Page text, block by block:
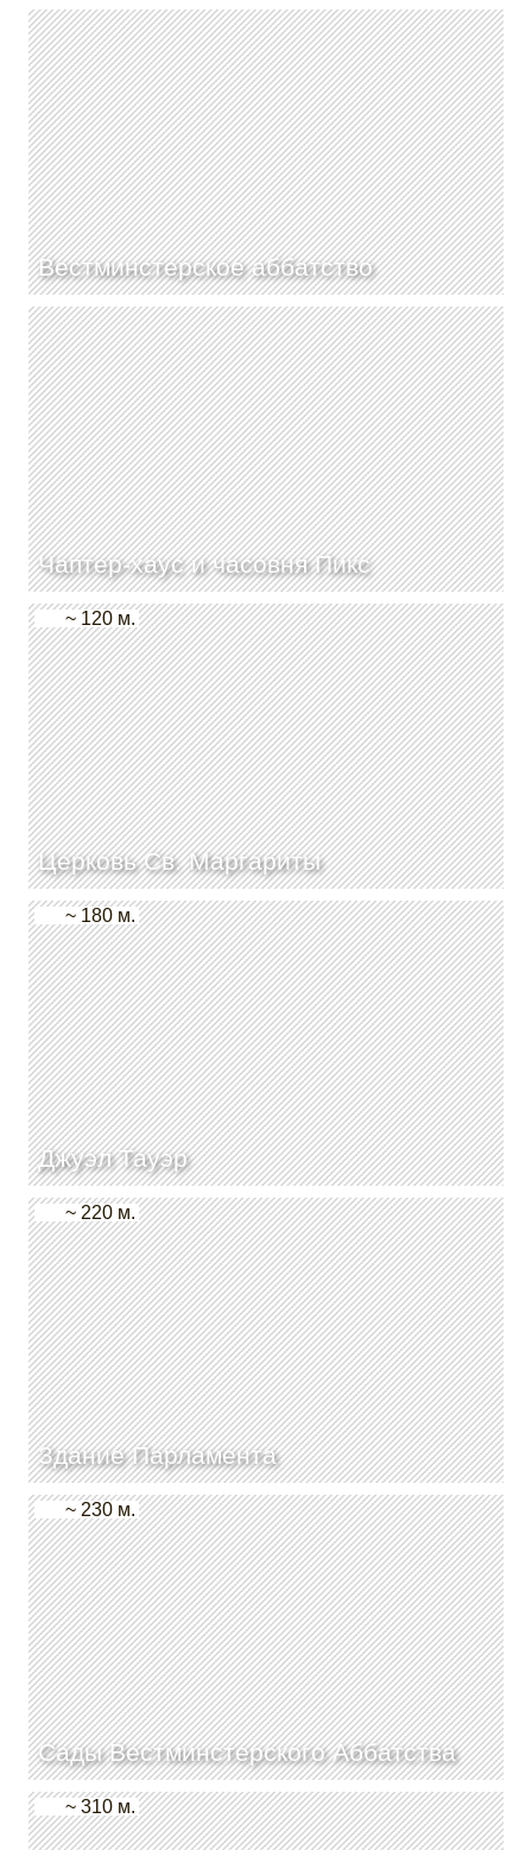
Вестминстерское аббатство
Чаптер-хаус и часовня Пикс
Церковь Св. Маргариты
~ 120 м.
Джуэл Тауэр
~ 180 м.
Здание Парламента
~ 220 м.
Сады Вестминстерского Аббатства
~ 230 м.
~ 310 м.